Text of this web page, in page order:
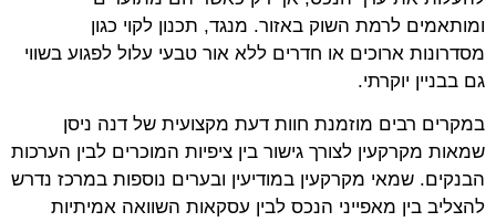
ומותאמים לרמת השוק באזור. מנגד, תכנון לקוי כגון
מסדרונות ארוכים או חדרים ללא אור טבעי עלול לפגוע בשווי
גם בבניין יוקרתי.
במקרים רבים מוזמנת חוות דעת מקצועית של דנה ניסן
שמאות מקרקעין לצורך גישור בין ציפיות המוכרים לבין הערכות
הבנקים. שמאי מקרקעין במודיעין ובערים נוספות במרכז נדרש
להצליב בין מאפייני הנכס לבין עסקאות השוואה אמיתיות